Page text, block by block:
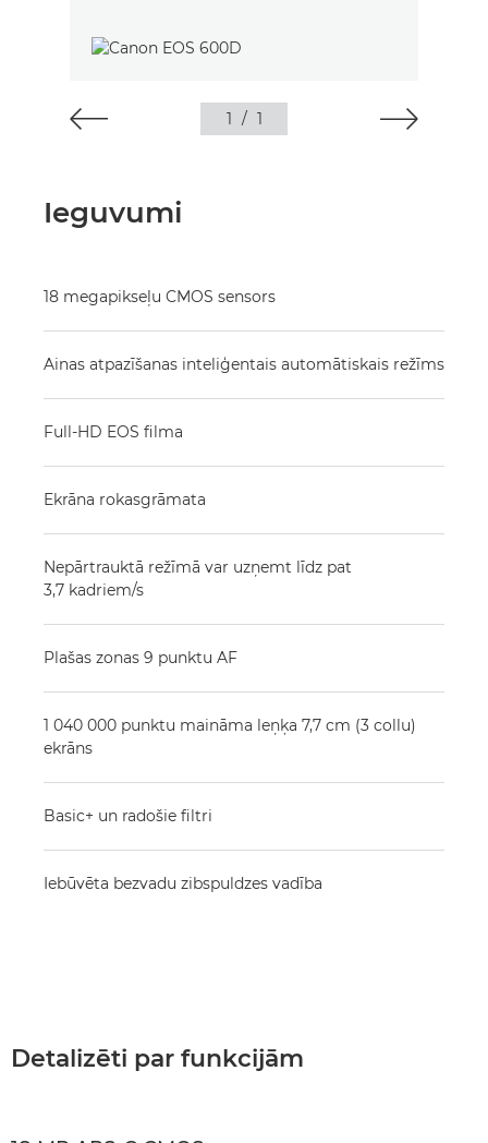
1 / 1
Ieguvumi
18 megapikseļu CMOS sensors
Ainas atpazīšanas inteliģentais automātiskais režīms
Full-HD EOS filma
Ekrāna rokasgrāmata
Nepārtrauktā režīmā var uzņemt līdz pat
3,7 kadriem/s
Plašas zonas 9 punktu AF
1 040 000 punktu maināma leņķa 7,7 cm (3 collu)
ekrāns
Basic+ un radošie filtri
Iebūvēta bezvadu zibspuldzes vadība
Detalizēti par funkcijām